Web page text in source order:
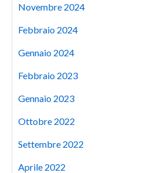
Novembre 2024
Febbraio 2024
Gennaio 2024
Febbraio 2023
Gennaio 2023
Ottobre 2022
Settembre 2022
Aprile 2022